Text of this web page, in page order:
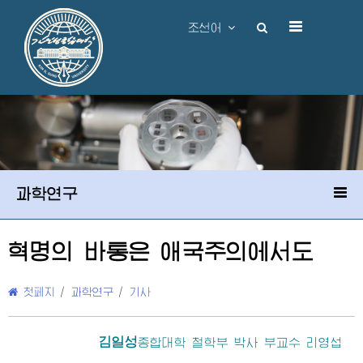
조선어
과학연구
혁명의 바통은 애국주의에서도
첫페지 / 과학연구 / 기사
김일성종합대학 철학부 박사 부교수 리영섭